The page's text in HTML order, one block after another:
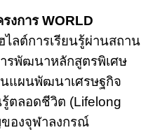
งการWORLD
ไลต์การเรียนรู้ผ่านสถาน
รพัฒนาหลักสูตรพิเศษ
แผนพัฒนาเศรษฐกิจ
รู้ตลอดชีวิต (Lifelong
องจุฬาลงกรณ์